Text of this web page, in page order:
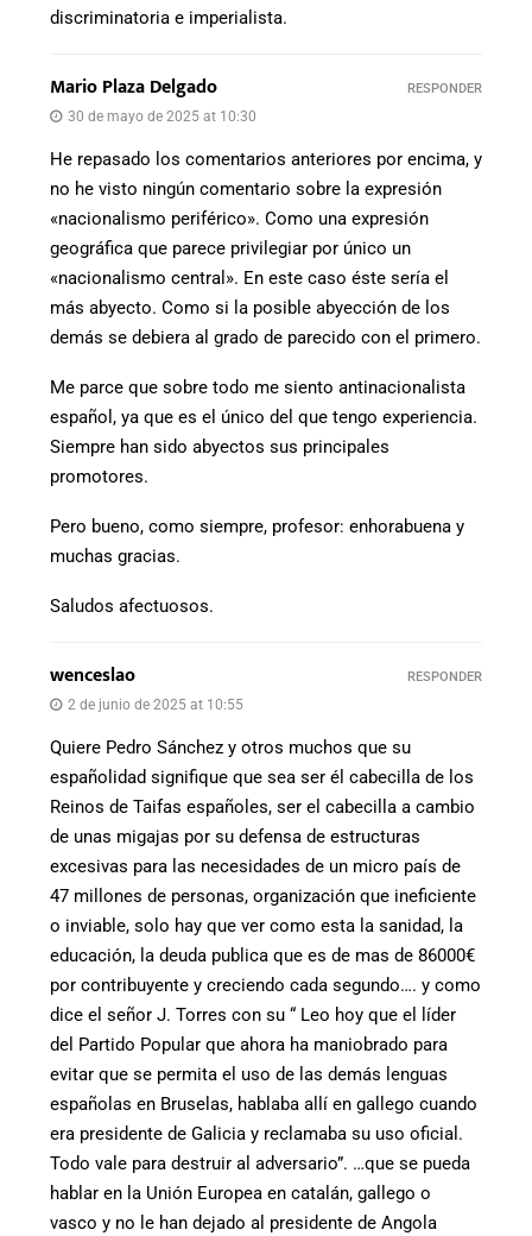
discriminatoria e imperialista.
Mario Plaza Delgado
30 de mayo de 2025 at 10:30
He repasado los comentarios anteriores por encima, y
no he visto ningún comentario sobre la expresión
«nacionalismo periférico». Como una expresión
geográfica que parece privilegiar por único un
«nacionalismo central». En este caso éste sería el
más abyecto. Como si la posible abyección de los
demás se debiera al grado de parecido con el primero.
Me parce que sobre todo me siento antinacionalista
español, ya que es el único del que tengo experiencia.
Siempre han sido abyectos sus principales
promotores.
Pero bueno, como siempre, profesor: enhorabuena y
muchas gracias.
Saludos afectuosos.
RESPONDER
wenceslao
2 de junio de 2025 at 10:55
Quiere Pedro Sánchez y otros muchos que su
españolidad signifique que sea ser él cabecilla de los
Reinos de Taifas españoles, ser el cabecilla a cambio
de unas migajas por su defensa de estructuras
excesivas para las necesidades de un micro país de
47 millones de personas, organización que ineficiente
o inviable, solo hay que ver como esta la sanidad, la
educación, la deuda publica que es de mas de 86000€
por contribuyente y creciendo cada segundo…. y como
dice el señor J. Torres con su “ Leo hoy que el líder
del Partido Popular que ahora ha maniobrado para
evitar que se permita el uso de las demás lenguas
españolas en Bruselas, hablaba allí en gallego cuando
era presidente de Galicia y reclamaba su uso oficial.
Todo vale para destruir al adversario”. …que se pueda
hablar en la Unión Europea en catalán, gallego o
vasco y no le han dejado al presidente de Angola
RESPONDER